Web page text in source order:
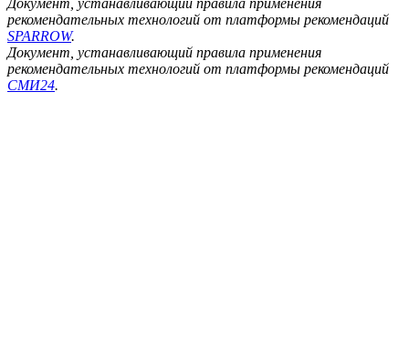
рекомендательных технологий от платформы рекомендаций
SPARROW.
Документ, устанавливающий правила применения
рекомендательных технологий от платформы рекомендаций
СМИ24.